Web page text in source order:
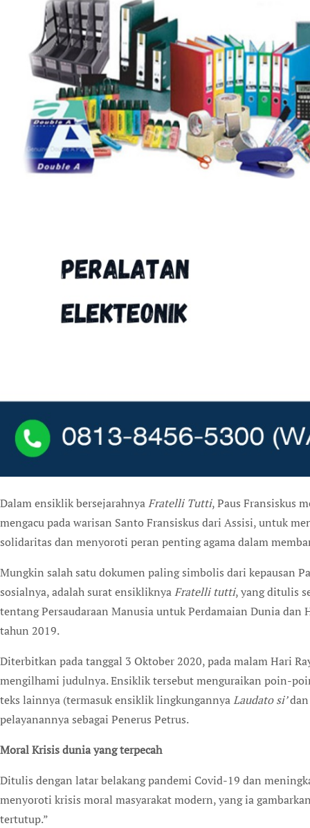
Dalam ensiklik bersejarahnyaFratelli Tutti, Paus Fransiskus
mengacu pada warisan Santo Fransiskus dari Assisi, untuk
solidaritas dan menyoroti peran penting agama dalam
Mungkin salah satu dokumen paling simbolis dari kepausan
sosialnya, adalah surat ensikliknyaFratelli tutti, yang ditulis
tentang Persaudaraan Manusia untuk Perdamaian Dunia dan
tahun 2019.
Diterbitkan pada tanggal 3 Oktober 2020, pada malam Hari
mengilhami judulnya. Ensiklik tersebut menguraikan poin-
teks lainnya (termasuk ensiklik lingkungannyaLaudato si’
pelayanannya sebagai Penerus Petrus.
Moral Krisis dunia yang terpecah
Ditulis dengan latar belakang pandemi Covid-19 dan
menyoroti krisis moral masyarakat modern, yang ia
tertutup.”